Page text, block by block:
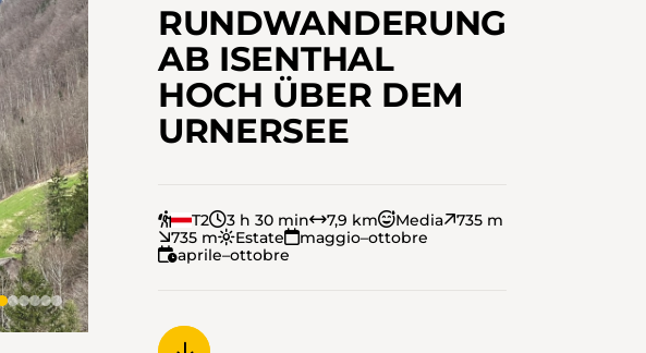
RUNDWANDERUNG
AB ISENTHAL
HOCH ÜBER DEM
URNERSEE
T2 3 h 30 min 7,9 km Media
735 m
735 m
Estate
maggio–ottobre
aprile–ottobre